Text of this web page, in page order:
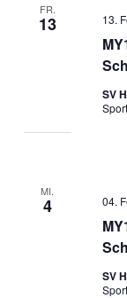
FR.
13 13.
SV
MI.
4 04.
SV